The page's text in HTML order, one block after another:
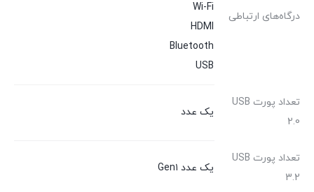
درگاه‌های ارتباطی
Wi-Fi
HDMI
Bluetooth
USB
تعداد پورت USB
2.0
یک عدد
تعداد پورت USB
3.2
یک عدد Gen۱